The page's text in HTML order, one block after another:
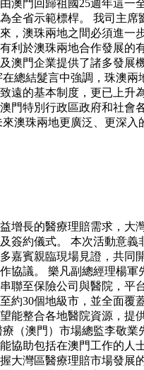
門回歸祖國25週年這
省示範標桿。 我司主
澳珠兩地之間必須進
於澳珠兩地合作發展
門企業提供了諸多發
總結髮言中強調，珠澳
的基本制度，更已上
特別行政區政府和社
澳珠兩地更廣泛、更深
長的醫療理賠需求，大
約儀式。 本次活動意
賓親臨現場見證，共
議。 樂凡副總經理楊
至保險公司與醫院，
30個地級市，並全面
整合各地醫院資源，
（澳門）市場總監李敬
助包括在澳門工作的
灣區醫療理賠市場發